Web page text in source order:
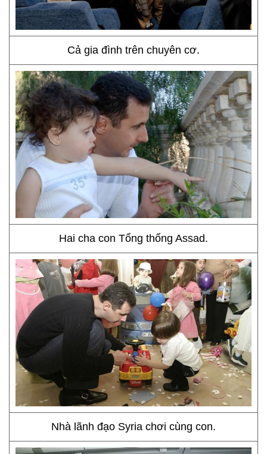
Cả gia đình trên chuyên cơ.
Hai cha con Tổng thống Assad.
Nhà lãnh đạo Syria chơi cùng con.